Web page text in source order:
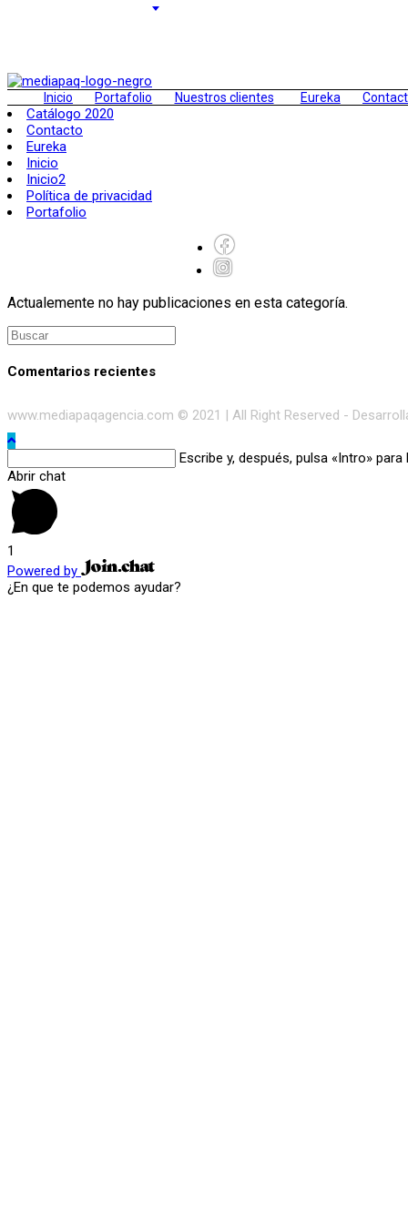
Inicio Portafolio Nuestros clientes Eureka
Catálogo 2020
Contacto
Eureka
Inicio
Inicio2
Política de privacidad
Portafolio
Actualemente no hay publicaciones en esta categoría.
Comentarios recientes
www.mediapaqagencia.com © 2021 | All Right Reserved -
en
esta
web
Escribe y, después, pulsa «Intro» para
Abrir chat
1
Powered by
¿En que te podemos ayudar?